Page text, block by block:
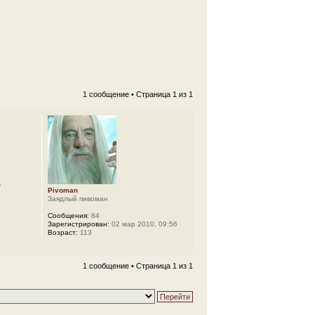
1 сообщение • Страница 1 из 1
Pivoman
Заядлый пивоман
Сообщения: 84
Зарегистрирован: 02 мар 2010, 09:56
Возраст: 113
1 сообщение • Страница 1 из 1